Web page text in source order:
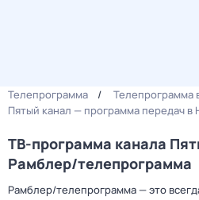
Телепрограмма
Телепрограмма
Пятый канал — программа передач в
ТВ-программа канала
Рамблер/телепрограмма
Рамблер/телепрограмма — это